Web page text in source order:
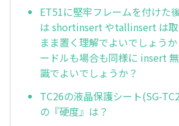
ET51に堅牢フレームを付けた
は shortinsert やtallinsert は
まま置く理解でよいでしょう
ードルも場合も同様に insert
識でよいでしょうか？
TC26の液晶保護シート(SG-
の『硬度』は？